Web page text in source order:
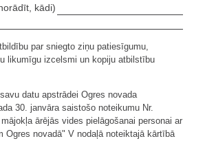
kādi)
par sniegto ziņu patiesīgumu,
likumīgu izcelsmi un kopiju atbilstību
datu apstrādei Ogres novada
30. janvāra saistošo noteikumu Nr.
ārējās vides pielāgošanai personai ar
Ogres novadā" V nodaļā noteiktajā kārtībā